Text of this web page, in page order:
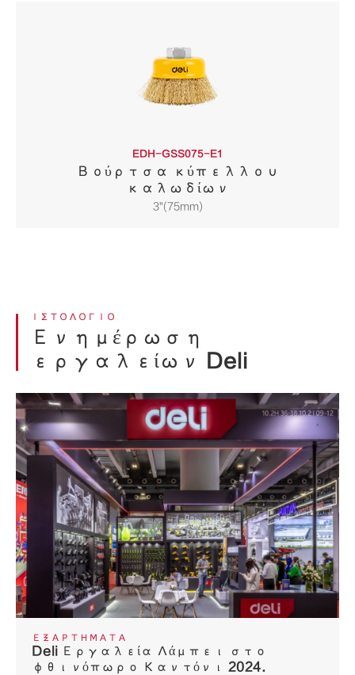
EDH-GSS075-E1
Βούρτσα κύπελλου
καλωδίων
3"(75mm)
ΙΣΤΟΛΌΓΙΟ
Ενημέρωση
εργαλείων Deli
ΕΞΑΡΤΉΜΑΤΑ
Deli Εργαλεία Λάμπει στο
φθινόπωρο Καντόνι 2024.